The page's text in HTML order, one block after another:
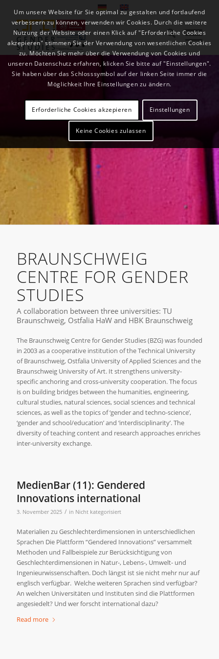
BRAUNSCHWEIG
CENTRE FOR GENDER
STUDIES
A collaboration between three universities: TU
Braunschweig, Ostfalia HaW and HBK Braunschweig
The Braunschweig Centre for Gender Studies (BZG) was founded
in 2003 as a cooperative institution of the Technical University
of Braunschweig, Ostfalia University of Applied Sciences and the
Braunschweig University of Art. It strengthens university-
specific anchoring and cross-university cooperation. The focus
is on building bridges between the humanities, engineering,
cultural studies, natural sciences, social sciences and technical
sciences, as well as the topics of ‘gender and techno-science’,
‘gender and school/education’ and ‘interdisciplinarity’. The
diversity of teaching content and research approaches enriches
inter-university exchange.
MedienBar (11): Gendered
Innovations international
3. November 2025 / in Nicht kategorisiert
Materialien zu Geschlechterdimensionen in unterschiedlichen
Sprachen Die Plattform “Gendered Innovations” versammelt
Methoden und Fallbeispiele zur Berücksichtigung von
Geschlechterdimensionen in Natur-, Lebens-, Umwelt- und
Ingenieurwissenschaften. Doch längst ist sie nicht mehr nur auf
englisch verfügbar. Welche weiteren Sprachen sind verfügbar?
An welchen Universitäten und Instituten sind die Plattformen
angesiedelt? Und wer forscht international dazu?
Read more
Um unsere Website für Sie optimal zu gestalten und fortlaufend
verbessern zu können, verwenden wir Cookies. Durch die weitere
Nutzung der Website oder einen Klick auf "Erforderliche Cookies
akzepieren" stimmen Sie der Verwendung von wesentlichen Cookies
zu. Möchten Sie mehr über die Verwendung von Cookies und
unseren Datenschutz erfahren, klicken Sie bitte auf "Einstellungen".
Sie haben über das Schlosssymbol auf der linken Seite immer die
Möglichkeit Ihre Einstellungen zu ändern.
Erforderliche Cookies akzepieren Einstellungen
Keine Cookies zulassen